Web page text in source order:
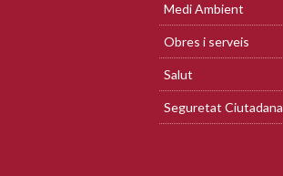
Medi Ambient
Obres i serveis
Salut
Seguretat Ciutadana